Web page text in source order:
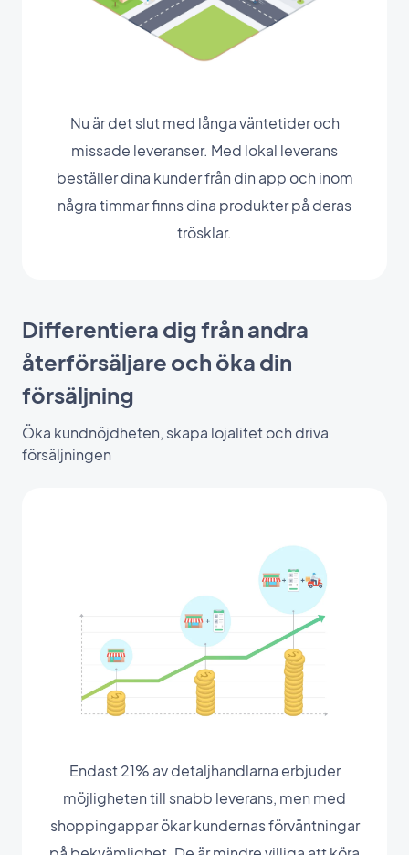
Nu är det slut med långa väntetider och
missade leveranser. Med lokal leverans
beställer dina kunder från din app och inom
några timmar finns dina produkter på deras
trösklar.
Differentiera dig från andra
återförsäljare och öka din
försäljning
Öka kundnöjdheten, skapa lojalitet och driva
försäljningen
Endast 21% av detaljhandlarna erbjuder
möjligheten till snabb leverans, men med
shoppingappar ökar kundernas förväntningar